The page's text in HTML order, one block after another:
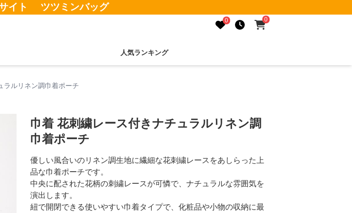
イト ツツミンバッグ
0 0
人気ランキング
ラルリネン調巾着ポーチ
巾着 花刺繍レース付きナチュラルリネン調
巾着ポーチ
優しい風合いのリネン調生地に繊細な花刺繍レースをあしらった上
品な巾着ポーチです。
中央に配された花柄の刺繍レースが可憐で、ナチュラルな雰囲気を
演出します。
紐で開閉できる使いやすい巾着タイプで、化粧品や小物の収納に最